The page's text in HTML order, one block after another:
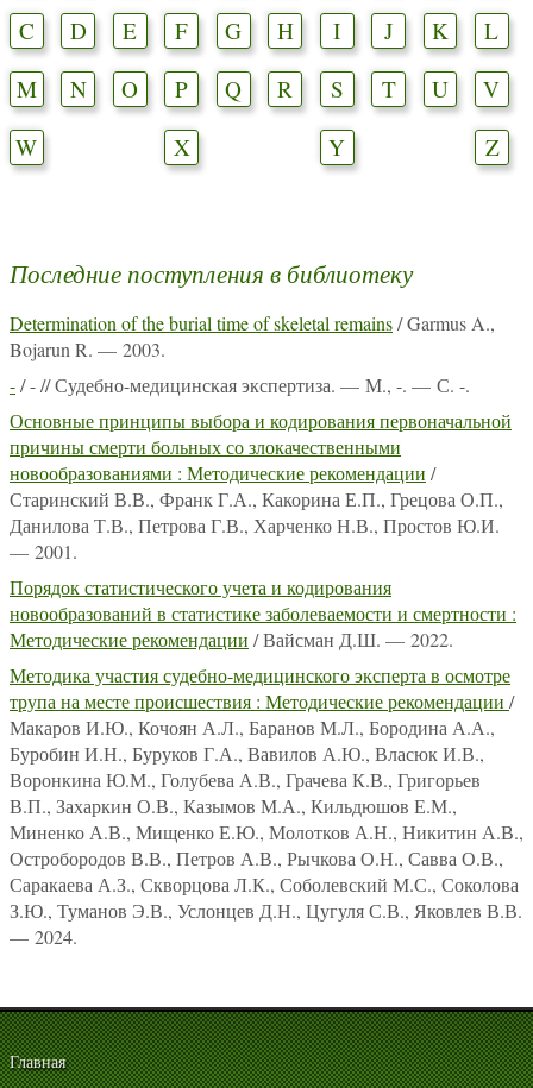
C
D E F G H I J K
L
M
N O P Q R S T U
V
W
X Y Z
Последние поступления в библиотеку
Determination of the burial time of skeletal remains/ Garmus A.,
Bojarun R. — 2003.
-/ - // Судебно-медицинская экспертиза. — М., -. — С. -.
Основные принципы выбора и кодирования первоначальной
причины смерти больных со злокачественными
новообразованиями : Методические рекомендации /
Старинский В.В., Франк Г.А., Какорина Е.П., Грецова О.П.,
Данилова Т.В., Петрова Г.В., Харченко Н.В., Простов Ю.И.
— 2001.
Порядок статистического учета и кодирования
новообразований в статистике заболеваемости и смертности :
Методические рекомендации / Вайсман Д.Ш. — 2022.
Методика участия судебно-медицинского эксперта в осмотре
трупа на месте происшествия : Методические рекомендации /
Макаров И.Ю., Кочоян А.Л., Баранов М.Л., Бородина А.А.,
Буробин И.Н., Буруков Г.А., Вавилов А.Ю., Власюк И.В.,
Воронкина Ю.М., Голубева А.В., Грачева К.В., Григорьев
В.П., Захаркин О.В., Казымов М.А., Кильдюшов Е.М.,
Миненко А.В., Мищенко Е.Ю., Молотков А.Н., Никитин А.В.,
Остробородов В.В., Петров А.В., Рычкова О.Н., Савва О.В.,
Саракаева А.З., Скворцова Л.К., Соболевский М.С., Соколова
З.Ю., Туманов Э.В., Услонцев Д.Н., Цугуля С.В., Яковлев В.В.
— 2024.
Главная